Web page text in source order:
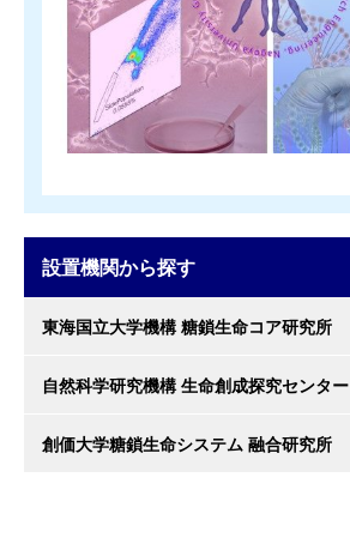
設置機関から探す
東海国立大学機構 糖鎖生命コア研究所
自然科学研究機構 生命創成探究センター
創価大学糖鎖生命システム 融合研究所